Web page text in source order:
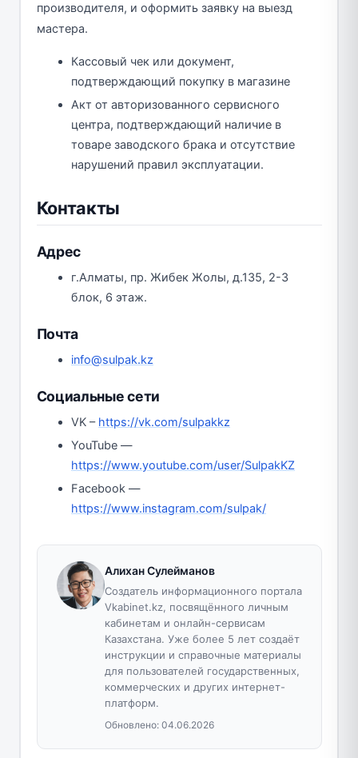
производителя, и оформить заявку на выезд
мастера.
Кассовый чек или документ,
подтверждающий покупку в магазине
Акт от авторизованного сервисного
центра, подтверждающий наличие в
товаре заводского брака и отсутствие
нарушений правил эксплуатации.
Контакты
Адрес
г.Алматы, пр. Жибек Жолы, д.135, 2-3
блок, 6 этаж.
Почта
info@sulpak.kz
Социальные сети
VK – https://vk.com/sulpakkz
YouTube —
https://www.youtube.com/user/SulpakKZ
Facebook —
https://www.instagram.com/sulpak/
Алихан Сулейманов
Создатель информационного портала
Vkabinet.kz, посвящённого личным
кабинетам и онлайн-сервисам
Казахстана. Уже более 5 лет создаёт
инструкции и справочные материалы
для пользователей государственных,
коммерческих и других интернет-
платформ.
Обновлено: 04.06.2026